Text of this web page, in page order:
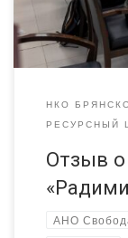
также работали
НКО
РЕСУРСНЫЙ
Отзыв
АНО